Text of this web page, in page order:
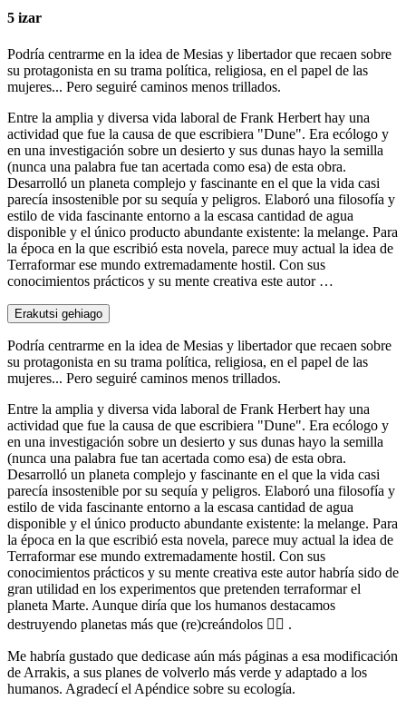
5 izar
Podría centrarme en la idea de Mesias y libertador que recaen sobre
su protagonista en su trama política, religiosa, en el papel de las
mujeres... Pero seguiré caminos menos trillados.
Entre la amplia y diversa vida laboral de Frank Herbert hay una
actividad que fue la causa de que escribiera "Dune". Era ecólogo y
en una investigación sobre un desierto y sus dunas hayo la semilla
(nunca una palabra fue tan acertada como esa) de esta obra.
Desarrolló un planeta complejo y fascinante en el que la vida casi
parecía insostenible por su sequía y peligros. Elaboró una filosofía y
estilo de vida fascinante entorno a la escasa cantidad de agua
disponible y el único producto abundante existente: la melange. Para
la época en la que escribió esta novela, parece muy actual la idea de
Terraformar ese mundo extremadamente hostil. Con sus
conocimientos prácticos y su mente creativa este autor …
Erakutsi gehiago
Podría centrarme en la idea de Mesias y libertador que recaen sobre
su protagonista en su trama política, religiosa, en el papel de las
mujeres... Pero seguiré caminos menos trillados.
Entre la amplia y diversa vida laboral de Frank Herbert hay una
actividad que fue la causa de que escribiera "Dune". Era ecólogo y
en una investigación sobre un desierto y sus dunas hayo la semilla
(nunca una palabra fue tan acertada como esa) de esta obra.
Desarrolló un planeta complejo y fascinante en el que la vida casi
parecía insostenible por su sequía y peligros. Elaboró una filosofía y
estilo de vida fascinante entorno a la escasa cantidad de agua
disponible y el único producto abundante existente: la melange. Para
la época en la que escribió esta novela, parece muy actual la idea de
Terraformar ese mundo extremadamente hostil. Con sus
conocimientos prácticos y su mente creativa este autor habría sido de
gran utilidad en los experimentos que pretenden terraformar el
planeta Marte. Aunque diría que los humanos destacamos
destruyendo planetas más que (re)creándolos 🤷‍♀️ .
Me habría gustado que dedicase aún más páginas a esa modificación
de Arrakis, a sus planes de volverlo más verde y adaptado a los
humanos. Agradecí el Apéndice sobre su ecología.